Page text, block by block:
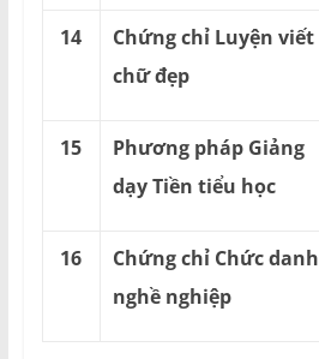
14
Chứng chỉ Luyện viết
chữ đẹp
15
Phương pháp Giảng
dạy Tiền tiểu học
16
Chứng chỉ Chức danh
nghề nghiệp